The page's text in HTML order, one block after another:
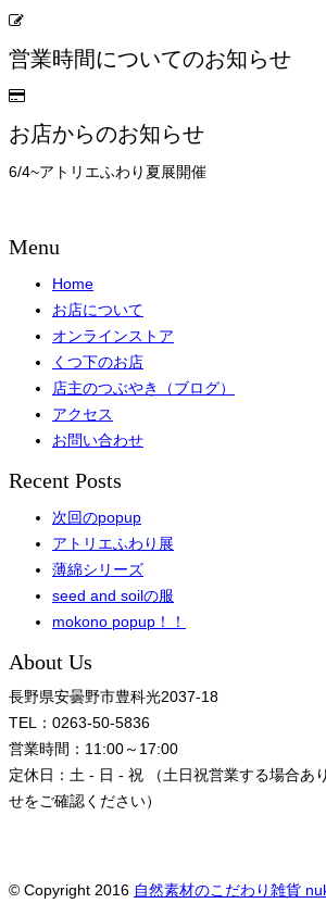
営業時間についてのお知らせ
お店からのお知らせ
6/4~アトリエふわり夏展開催
Menu
Home
お店について
オンラインストア
くつ下のお店
店主のつぶやき（ブログ）
アクセス
お問い合わせ
Recent Posts
次回のpopup
アトリエふわり展
薄綿シリーズ
seed and soilの服
mokono popup！！
About Us
長野県安曇野市豊科光2037-18
TEL：0263-50-5836
営業時間：11:00～17:00
定休日：土 - 日 - 祝 （土日祝営業する場合あ
せをご確認ください）
© Copyright 2016 自然素材のこだわり雑貨